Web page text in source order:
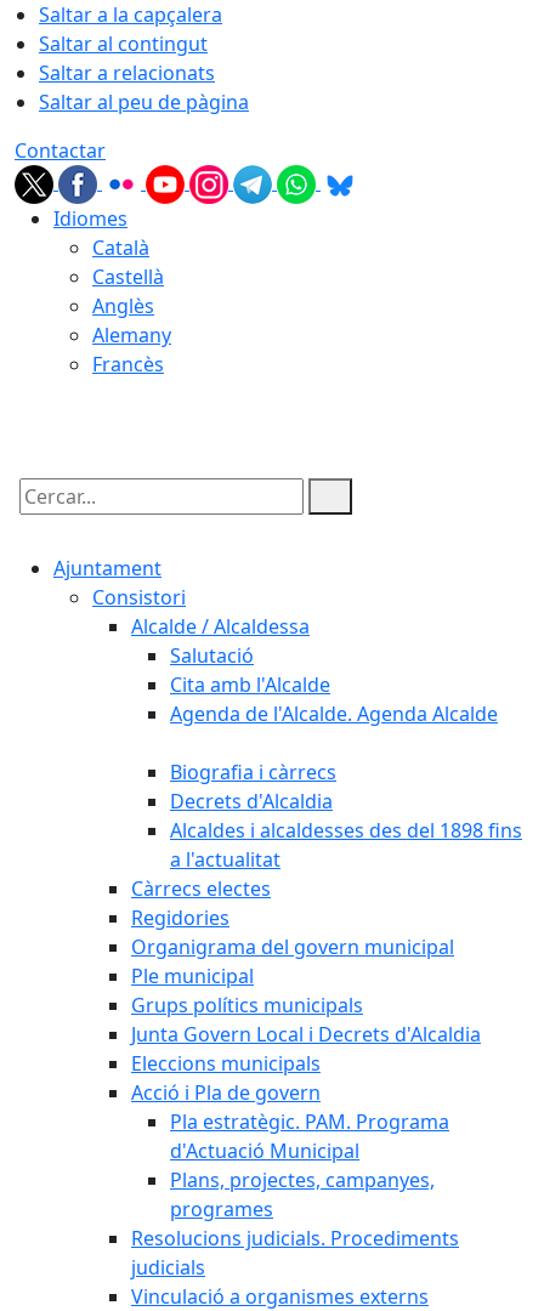
Saltar a la capçalera
Saltar al contingut
Saltar a relacionats
Saltar al peu de pàgina
Contactar
Idiomes
Català
Castellà
Anglès
Alemany
Francès
Cercar:
Ajuntament
Consistori
Alcalde / Alcaldessa
Salutació
Cita amb l'Alcalde
Agenda de l'Alcalde. Agenda Alcalde
Biografia i càrrecs
Decrets d'Alcaldia
Alcaldes i alcaldesses des del 1898 fins
a l'actualitat
Càrrecs electes
Regidories
Organigrama del govern municipal
Ple municipal
Grups polítics municipals
Junta Govern Local i Decrets d'Alcaldia
Eleccions municipals
Acció i Pla de govern
Pla estratègic. PAM. Programa
d'Actuació Municipal
Plans, projectes, campanyes,
programes
Resolucions judicials. Procediments
judicials
Vinculació a organismes externs